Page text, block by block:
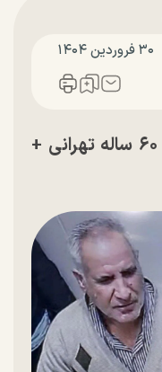
۳۰ فروردين ۱۴۰۴
جزییات قتل مرموز آشپز ۶۰ ساله تهرانی +